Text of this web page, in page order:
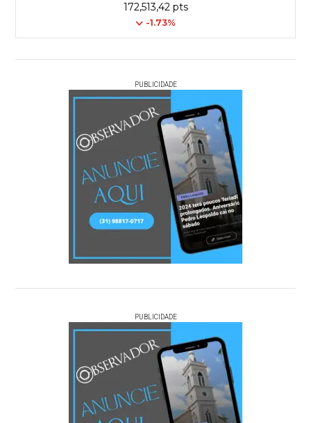
172,513,42 pts
-1.73%
PUBLICIDADE
PUBLICIDADE